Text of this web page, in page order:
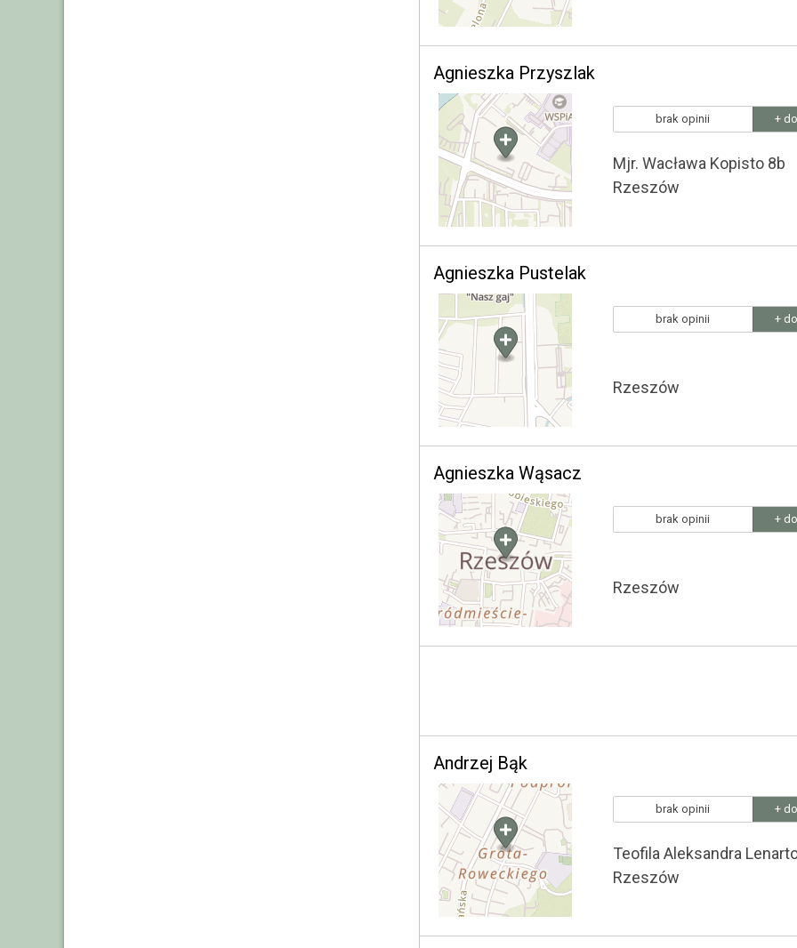
Agnieszka Przyszlak
brak opinii +
Mjr. Wacława Kopisto 8b
Rzeszów
Agnieszka Pustelak
brak opinii +
Rzeszów
Agnieszka Wąsacz
brak opinii +
Rzeszów
Andrzej Bąk
brak opinii +
Teofila Aleksandra
Rzeszów